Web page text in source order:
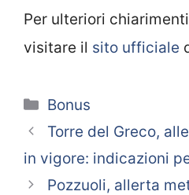
Per ulteriori
visitare il sito ufficiale
Categorie
Bonus
Torre del Greco,
in vigore: indicazioni
Pozzuoli, allerta